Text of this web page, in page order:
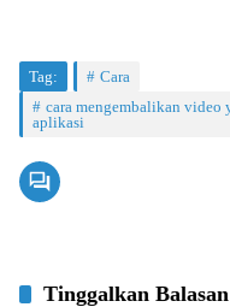
Tag:
Cara
cara mengembalikan video
aplikasi
Tinggalkan Balasan